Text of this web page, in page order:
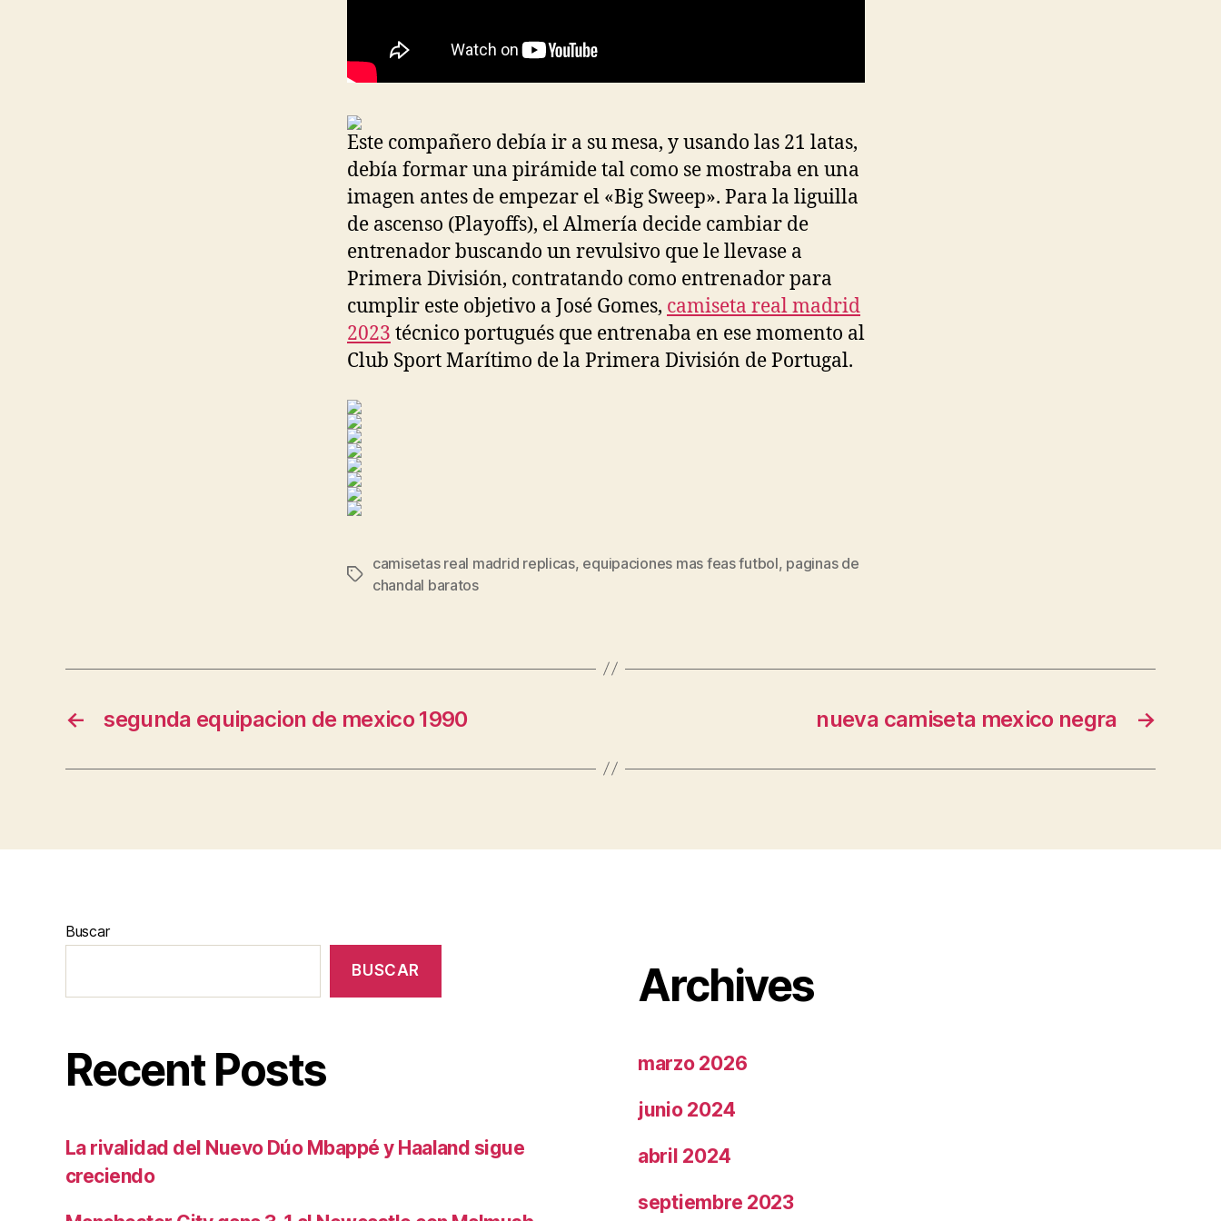
Este compañero debía ir a su mesa, y usando las 21 latas,
debía formar una pirámide tal como se mostraba en una
imagen antes de empezar el «Big Sweep». Para la liguilla
de ascenso (Playoffs), el Almería decide cambiar de
entrenador buscando un revulsivo que le llevase a
Primera División, contratando como entrenador para
cumplir este objetivo a José Gomes, camiseta real madrid
2023 técnico portugués que entrenaba en ese momento al
Club Sport Marítimo de la Primera División de Portugal.
Etiquetas
camisetas real madrid replicas, equipaciones mas feas futbol, paginas de
chandal baratos
← segunda equipacion de mexico 1990 →
nueva camiseta mexico negra
Buscar
BUSCAR
Recent Posts
La rivalidad del Nuevo Dúo Mbappé y Haaland sigue
creciendo
Archives
marzo 2026
junio 2024
abril 2024
septiembre 2023